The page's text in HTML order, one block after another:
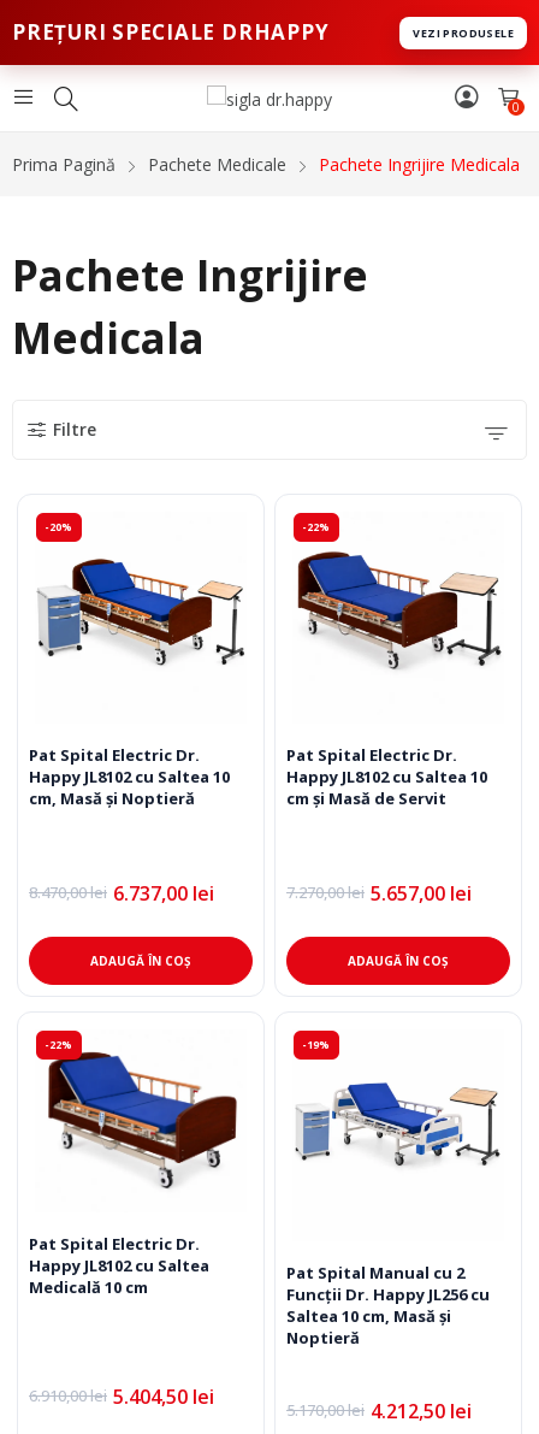
PREȚURI SPECIALE DRHAPPY VEZI PRODUSELE
0
Prima Pagină Pachete Medicale Pachete Ingrijire Medicala
Pachete Ingrijire
Medicala
Filtre
-20%
Pat Spital Electric Dr.
Happy JL8102 cu Saltea 10
cm, Masă și Noptieră
8.470,00lei
Prețul
a
fost:
8.470,00 lei.
6.737,00 lei
Prețul
este:
6.737,00 lei.ADAUGĂ ÎN COȘ
-22%
Pat Spital Electric Dr.
Happy JL8102 cu Saltea 10
cm și Masă de Servit
7.270,00lei
Prețul
a
fost:
7.270,00 lei.
5.657,00 lei
Prețul
este:
5.657,00 lei.ADAUGĂ ÎN COȘ
-22%
Pat Spital Electric Dr.
Happy JL8102 cu Saltea
Medicală 10 cm
6.910,00lei
Prețul 5.404,50 lei
Prețul
-19%
Pat Spital Manual cu 2
Funcții Dr. Happy JL256 cu
Saltea 10 cm, Masă și
Noptieră
5.170,00lei
Prețul 4.212,50 lei
Prețul